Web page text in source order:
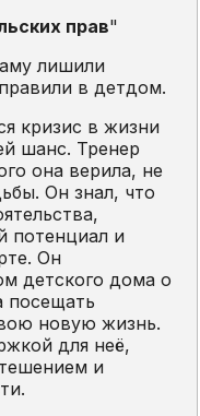
прав"
лишили
в детдом.
кризис в жизни
шанс. Тренер
она верила, не
Он знал, что
потенциал и
Он
детского дома о
посещать
новую жизнь.
для неё,
и